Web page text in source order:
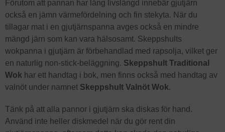
Förutom att pannan har lång livslängd innebär gjutjärn
också en jämn värmefördelning och fin stekyta. När du
tillagar mat i en gjutjärnspanna avges också en mindre
mängd järn som kan vara hälsosamt. Skeppshults
wokpanna i gjutjärn är förbehandlad med rapsolja, vilket ger
en naturlig non-stick-beläggning. Skeppshult Traditional
Wok har ett handtag i bok, men finns också med handtag av
valnöt under namnet Skeppshult Valnöt Wok.
Tänk på att alla pannor i gjutjärn ska diskas för hand.
Använd inte heller diskmedel när du gör rent din